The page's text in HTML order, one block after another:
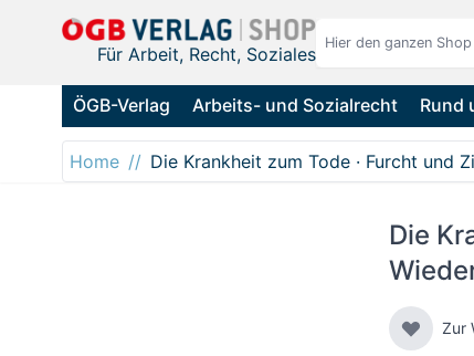
Direkt zum Inhalt
Für Arbeit, Recht, Soziales
ÖGB-Verlag Arbeits- und Sozialrecht Rund
Home Die Krankheit zum Tode · Furcht und
Die
Zur